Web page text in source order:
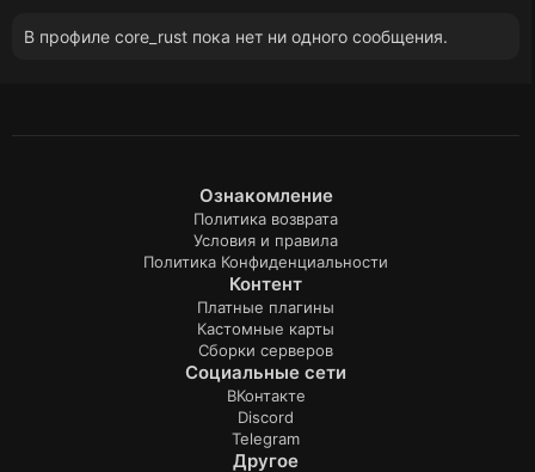
В профиле core_rust пока нет ни одного сообщения.
Ознакомление
Политика возврата
Условия и правила
Политика Конфиденциальности
Контент
Платные плагины
Кастомные карты
Сборки серверов
Социальные сети
ВКонтакте
Discord
Telegram
Другое